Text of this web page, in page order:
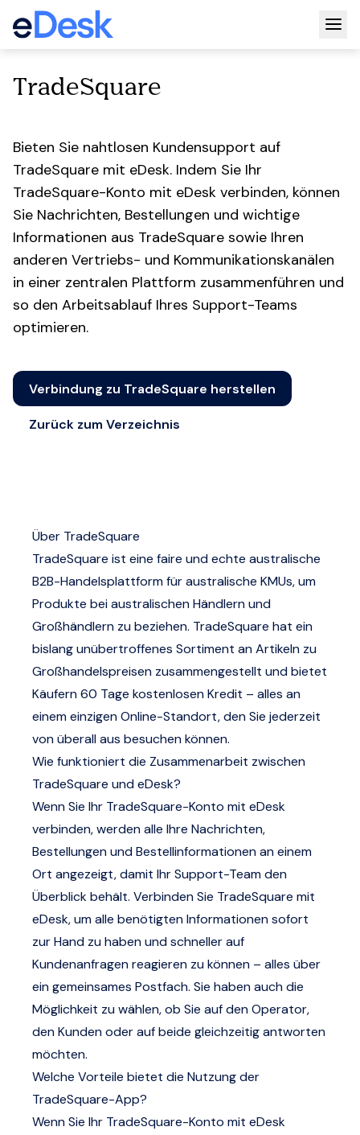
TradeSquare
Bieten Sie nahtlosen Kundensupport auf
TradeSquare mit eDesk. Indem Sie Ihr
TradeSquare-Konto mit eDesk verbinden, können
Sie Nachrichten, Bestellungen und wichtige
Informationen aus TradeSquare sowie Ihren
anderen Vertriebs- und Kommunikationskanälen
in einer zentralen Plattform zusammenführen und
so den Arbeitsablauf Ihres Support-Teams
optimieren.
Verbindung zu TradeSquare herstellen
Zurück zum Verzeichnis
Über TradeSquare
TradeSquare ist eine faire und echte australische
B2B-Handelsplattform für australische KMUs, um
Produkte bei australischen Händlern und
Großhändlern zu beziehen. TradeSquare hat ein
bislang unübertroffenes Sortiment an Artikeln zu
Großhandelspreisen zusammengestellt und bietet
Käufern 60 Tage kostenlosen Kredit – alles an
einem einzigen Online-Standort, den Sie jederzeit
von überall aus besuchen können.
Wie funktioniert die Zusammenarbeit zwischen
TradeSquare und eDesk?
Wenn Sie Ihr TradeSquare-Konto mit eDesk
verbinden, werden alle Ihre Nachrichten,
Bestellungen und Bestellinformationen an einem
Ort angezeigt, damit Ihr Support-Team den
Überblick behält. Verbinden Sie TradeSquare mit
eDesk, um alle benötigten Informationen sofort
zur Hand zu haben und schneller auf
Kundenanfragen reagieren zu können – alles über
ein gemeinsames Postfach. Sie haben auch die
Möglichkeit zu wählen, ob Sie auf den Operator,
den Kunden oder auf beide gleichzeitig antworten
möchten.
Welche Vorteile bietet die Nutzung der
TradeSquare-App?
Wenn Sie Ihr TradeSquare-Konto mit eDesk